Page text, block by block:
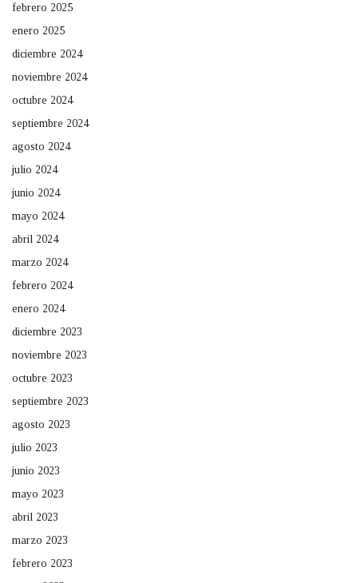
febrero 2025
enero 2025
diciembre 2024
noviembre 2024
octubre 2024
septiembre 2024
agosto 2024
julio 2024
junio 2024
mayo 2024
abril 2024
marzo 2024
febrero 2024
enero 2024
diciembre 2023
noviembre 2023
octubre 2023
septiembre 2023
agosto 2023
julio 2023
junio 2023
mayo 2023
abril 2023
marzo 2023
febrero 2023